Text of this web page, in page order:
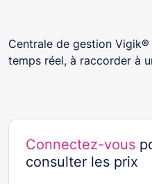
Centrale de gestion
temps réel, à raccorder à
Connectez-vous
consulter les prix